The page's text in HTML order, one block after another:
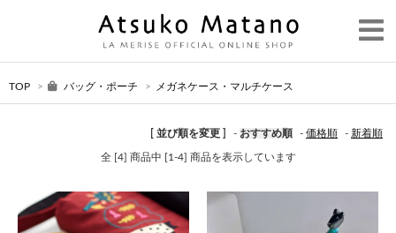
TOP > バッグ・ポーチ > メガネケース・マルチケース
[ 並び順を変更 ] - おすすめ順 - 価格順 - 新着順
全 [4] 商品中 [1-4] 商品を表示しています